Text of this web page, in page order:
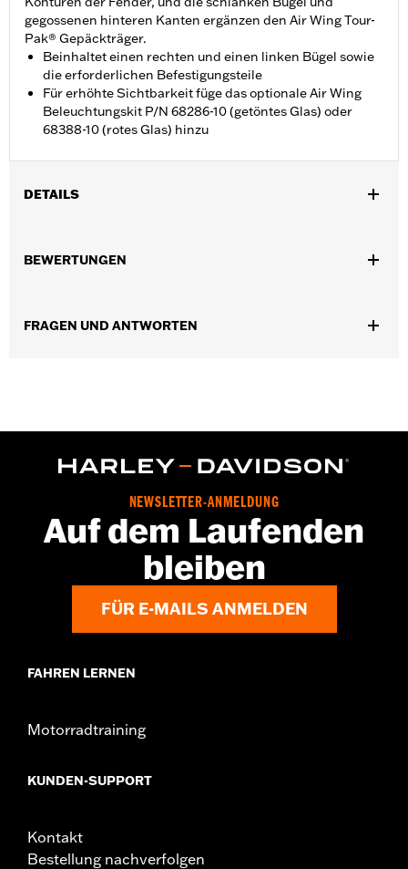
gegossenen hinteren Kanten ergänzen den Air Wing Tour-
Pak® Gepäckträger.
Beinhaltet einen rechten und einen linken Bügel sowie
die erforderlichen Befestigungsteile
Für erhöhte Sichtbarkeit füge das optionale Air Wing
Beleuchtungskit P/N 68286-10 (getöntes Glas) oder
68388-10 (rotes Glas) hinzu
DETAILS
Modelle ’10–’11. Nicht für Trike Fenderschoner P/N 57892-11.
oder 68388-10
BEWERTUNGEN
FRAGEN UND ANTWORTEN
NEWSLETTER-ANMELDUNG
Auf dem Laufenden
bleiben
FÜR E-MAILS ANMELDEN
FAHREN LERNEN
Motorradtraining
KUNDEN-SUPPORT
Kontakt
Bestellung nachverfolgen